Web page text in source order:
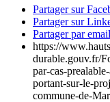
Partager sur
Partager sur
Partager par email
https://
durable.gouv.fr/
par-cas-
portant-sur-le-
commune-de-